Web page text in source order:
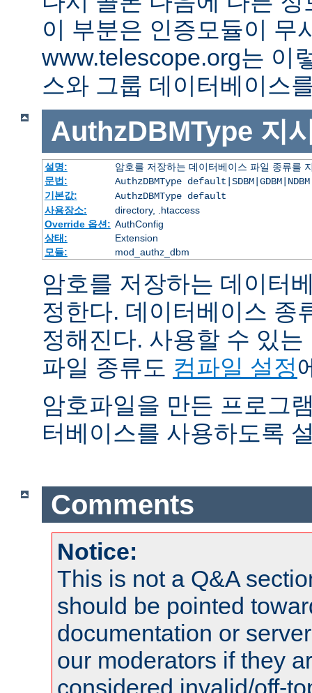
이 부분은 인증모듈이 무
www.telescope.org는 이
스와 그룹 데이터베이스
AuthzDBMType 지
설명:
암호를 저장하는 데이터베이스 파일 종류를
문법:
AuthzDBMType
기본값:
AuthzDBMType default
사용장소:
directory, .htaccess
Override 옵션: AuthConfig
상태:
Extension
모듈:
mod_authz_dbm
암호를 저장하는 데이터
정한다. 데이터베이스 종
정해진다. 사용할 수 있
파일 종류도 컴파일 설정
암호파일을 만든 프로그
터베이스를 사용하도록
Comments
Notice:
This is not a Q&A
should be pointed
documentation or
our moderators if they